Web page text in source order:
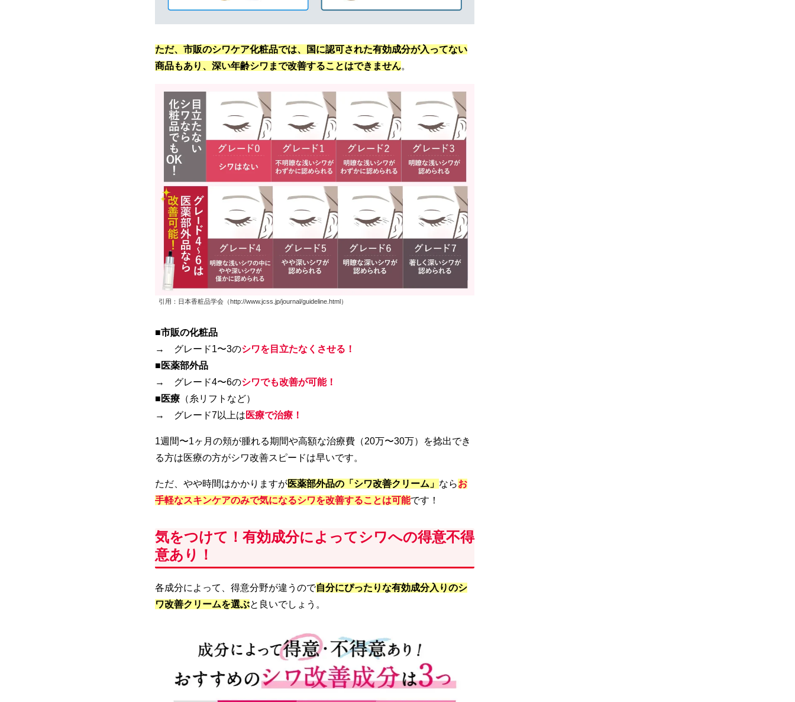
ただ、市販のシワケア化粧品では、国に認可された有効成分が入ってない
商品もあり、深い年齢シワまで改善することはできません。
引用：日本香粧品学会（http://www.jcss.jp/journal/guideline.html）
■市販の化粧品
→ グレード1〜3のシワを目立たなくさせる！
■ 医薬部外品
→ グレード4〜6のシワでも改善が可能！
■ 医療 （糸リフトなど）
→ グレード7以上は 医療で治療！
1週間〜1ヶ月の頬が腫れる期間や高額な治療費（20万〜30万）を捻出でき
る方は医療の方がシワ改善スピードは早いです。
ただ、やや時間はかかりますが医薬部外品の「シワ改善クリーム 」 ならお
手軽なスキンケアのみで気になるシワを改善することは可能です！
気をつけて！有効成分によってシワへの得意不得
意あり！
各成分によって、得意分野が違うので自分にぴったりな有効成分入りのシ
ワ改善クリームを選ぶと良いでしょう。